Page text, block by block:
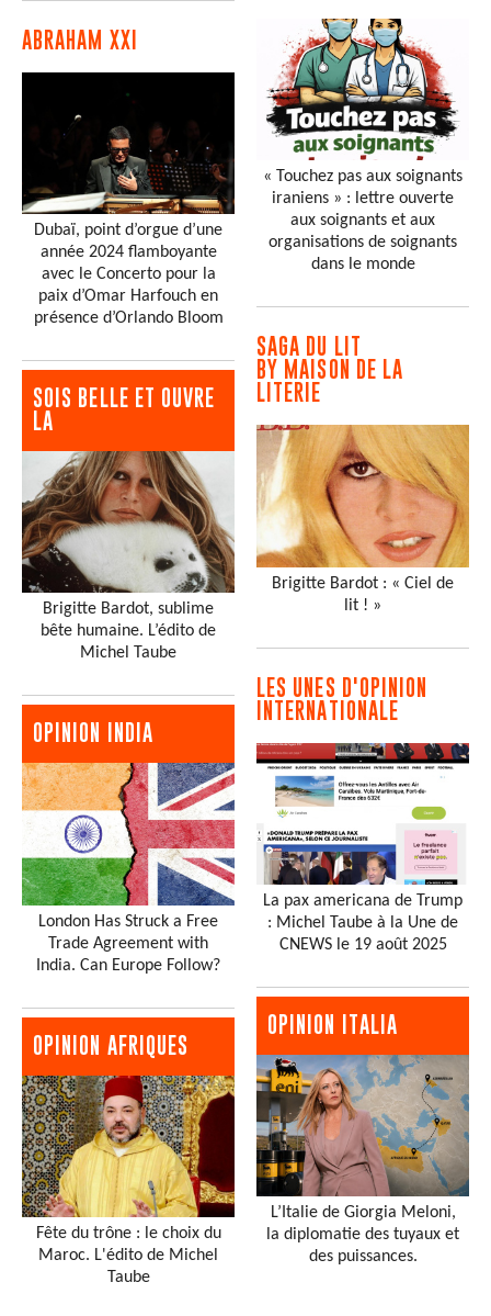
ABRAHAM XXI
Dubaï, point d’orgue d’une
année 2024 flamboyante
avec le Concerto pour la
paix d’Omar Harfouch en
présence d’Orlando Bloom
SOIS BELLE ET OUVRE
LA
Brigitte Bardot, sublime
bête humaine. L’édito de
Michel Taube
OPINION INDIA
London Has Struck a Free
Trade Agreement with
India. Can Europe Follow?
OPINION AFRIQUES
Fête du trône : le choix du
Maroc. L'édito de Michel
Taube
« Touchez pas aux soignants
iraniens » : lettre ouverte
aux soignants et aux
organisations de soignants
dans le monde
SAGA DU LIT
BY MAISON DE LA
LITERIE
Brigitte Bardot : « Ciel de
lit ! »
LES UNES D'OPINION
INTERNATIONALE
La pax americana de Trump
: Michel Taube à la Une de
CNEWS le 19 août 2025
OPINION ITALIA
L’Italie de Giorgia Meloni,
la diplomatie des tuyaux et
des puissances.